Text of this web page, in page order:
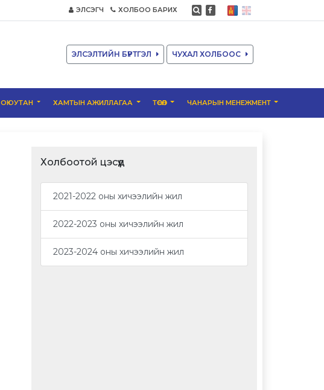
ЭЛСЭГЧ ХОЛБОО БАРИХ
ЭЛСЭЛТИЙН БҮРТГЭЛ ЧУХАЛ ХОЛБООС
ОЮУТАН ХАМТЫН АЖИЛЛАГАА ТӨСӨЛ ЧАНАРЫН МЕНЕЖМЕНТ
Холбоотой цэсүүд
2021-2022 оны хичээлийн жил
2022-2023 оны хичээлийн жил
2023-2024 оны хичээлийн жил